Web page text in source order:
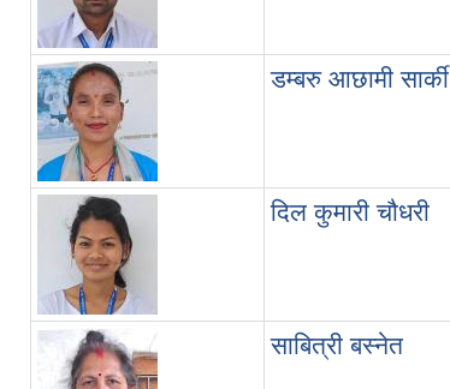
डम्बरु आछामी सार्की
दिल कुमारी चौधरी
साबित्री बस्नेत